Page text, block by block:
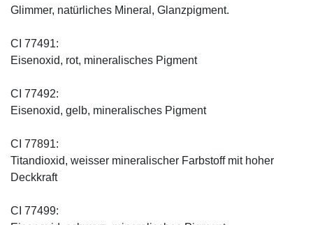
Glimmer, natürliches Mineral, Glanzpigment.
CI 77491:
Eisenoxid, rot, mineralisches Pigment
CI 77492:
Eisenoxid, gelb, mineralisches Pigment
CI 77891:
Titandioxid, weisser mineralischer Farbstoff mit hoher
Deckkraft
CI 77499: